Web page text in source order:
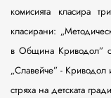
комисията класира
класирани:
в Община Криводол”
„Славейче” - Криводол
стряха на детската